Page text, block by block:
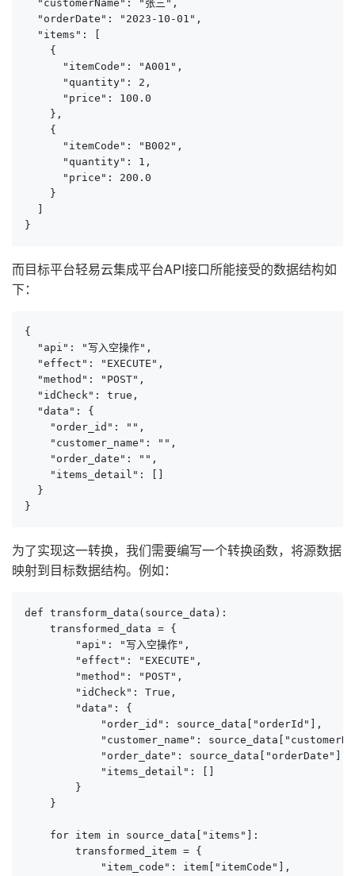
  "customerName": "张三",
  "orderDate": "2023-10-01",
  "items": [
    {
      "itemCode": "A001",
      "quantity": 2,
      "price": 100.0
    },
    {
      "itemCode": "B002",
      "quantity": 1,
      "price": 200.0
    }
}
而目标平台轻易云集成平台API接口所能接受的数据结构如
下：
{
  "api": "写入空操作",
  "effect": "EXECUTE",
  "method": "POST",
  "idCheck": true,
  "data": {
    "order_id": "",
    "customer_name": "",
    "order_date": "",
    "items_detail": []
  }
}
为了实现这一转换，我们需要编写一个转换函数，将源数据
映射到目标数据结构。例如：
def transform_data(source_data):
    transformed_data = {
        "api": "写入空操作",
        "effect": "EXECUTE",
        "method": "POST",
        "idCheck": True,
        "data": {
            "order_id": source_data["orderId"],
"customer_name":
            "order_date": source_data["orderDate"],
            "items_detail": []
        }
    }
    for item in source_data["items"]:
        transformed_item = {
            "item_code": item["itemCode"],